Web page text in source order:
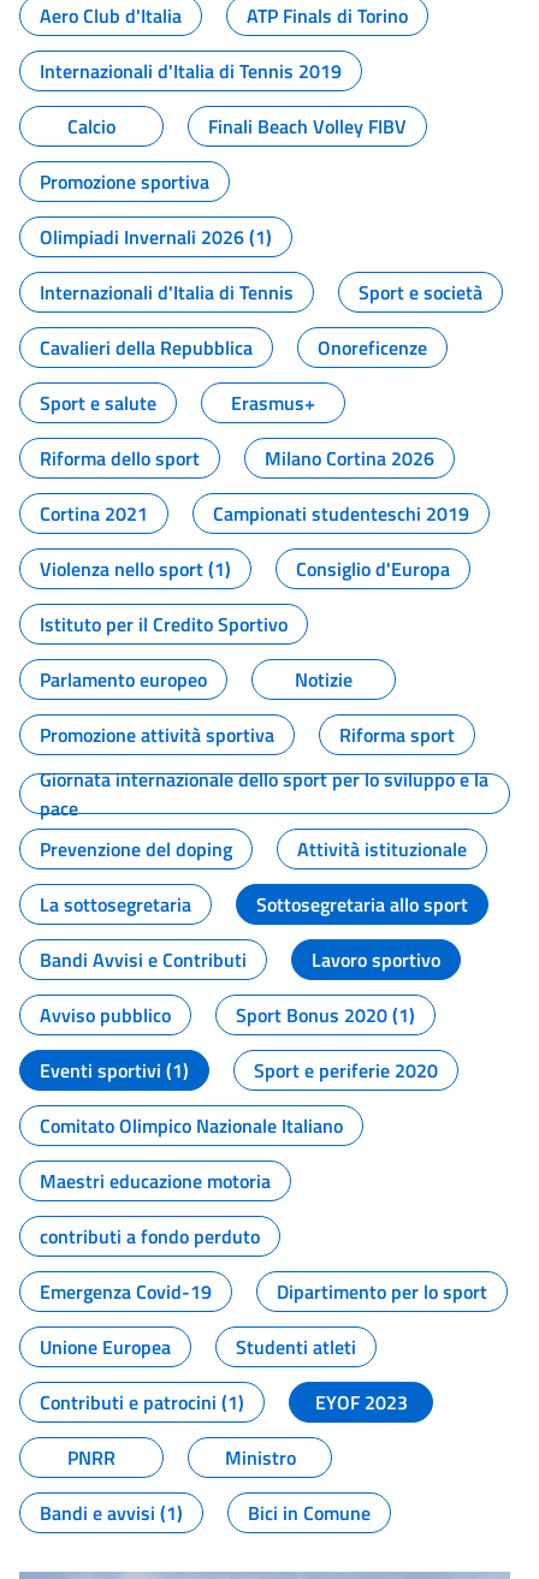
Aero Club d'Italia
ATP Finals di Torino
Internazionali d'Italia di Tennis 2019
Calcio
Finali Beach Volley FIBV
Promozione sportiva
Olimpiadi Invernali 2026 (1)
Internazionali d'Italia di Tennis
Sport e società
Cavalieri della Repubblica
Onoreficenze
Sport e salute
Erasmus+
Riforma dello sport
Milano Cortina 2026
Cortina 2021
Campionati studenteschi 2019
Violenza nello sport (1)
Consiglio d'Europa
Istituto per il Credito Sportivo
Parlamento europeo
Notizie
Promozione attività sportiva
Riforma sport
Giornata internazionale dello sport per lo sviluppo e la
pace
Prevenzione del doping
Attività istituzionale
La sottosegretaria
Sottosegretaria allo sport
Bandi Avvisi e Contributi
Lavoro sportivo
Avviso pubblico
Sport Bonus 2020 (1)
Eventi sportivi (1)
Sport e periferie 2020
Comitato Olimpico Nazionale Italiano
Maestri educazione motoria
contributi a fondo perduto
Emergenza Covid-19
Dipartimento per lo sport
Unione Europea
Studenti atleti
Contributi e patrocini (1)
EYOF 2023
PNRR
Ministro
Bandi e avvisi (1)
Bici in Comune